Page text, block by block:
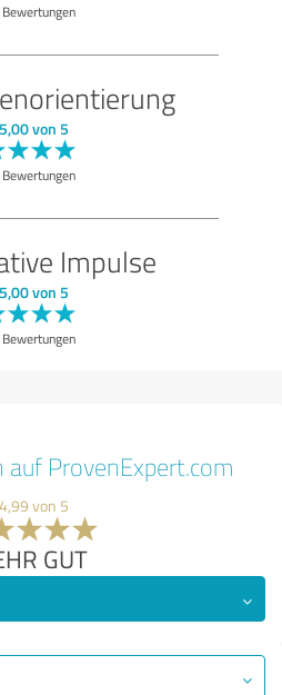
5,00 von 5
Impulse
5,00 von 5
ProvenExpert.com
4,99 von 5
GUT